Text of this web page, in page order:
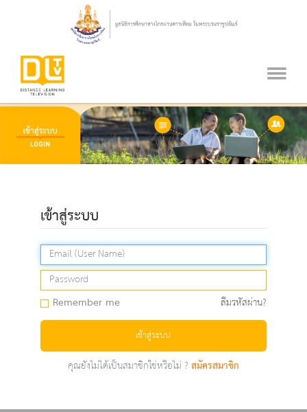
เข้าสู่ระบบ
Remember me ลืมรหัสผ่าน?
เข้าสู่ระบบ
คุณยังไม่ได้เป็นสมาชิกใช่หรือไม่ ?สมัครสมาชิก